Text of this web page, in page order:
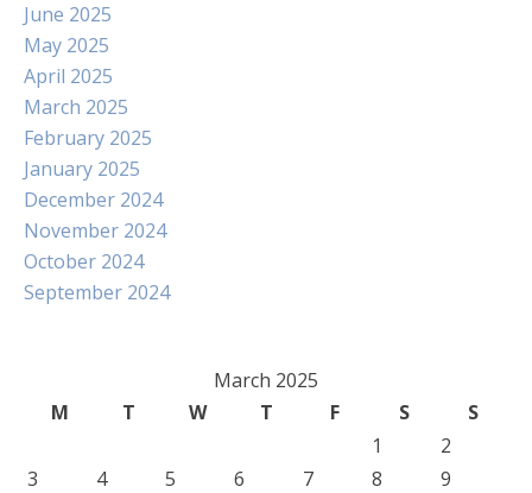
June 2025
May 2025
April 2025
March 2025
February 2025
January 2025
December 2024
November 2024
October 2024
September 2024
March 2025
M
T W T F S
S
1
2
3
4 5 6 7 8
9